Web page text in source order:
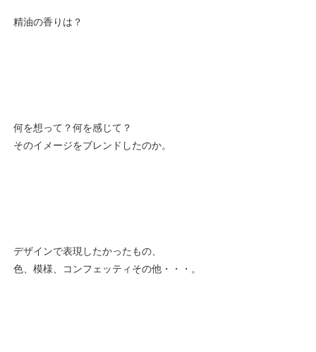
精油の香りは？
何を想って？何を感じて？
そのイメージをブレンドしたのか。
デザインで表現したかったもの、
色、模様、コンフェッティその他・・・。